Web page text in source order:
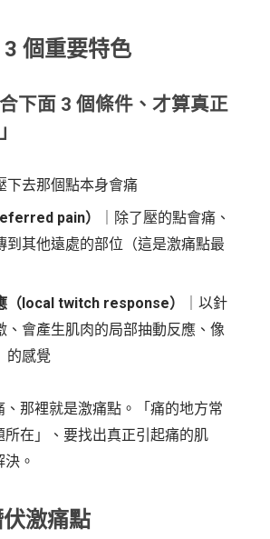
個重要特色
下面 3 個條件、才算真正
下去那個點本身會痛
pain）
｜除了壓的點會痛、
到其他遠處的部位（這是激痛點最
（local twitch response）
｜以針
、會產生肌肉的局部抽動反應、像
的感覺
、那裡就是激痛點。「痛的地方常
所在」、要找出真正引起痛的肌
。
激痛點